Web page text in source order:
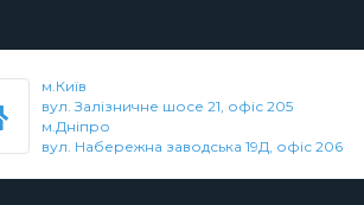
м.Київ
вул. Залізничне шосе 21, офіс 205
м.Дніпро
вул. Набережна заводська 19Д, офіс 206